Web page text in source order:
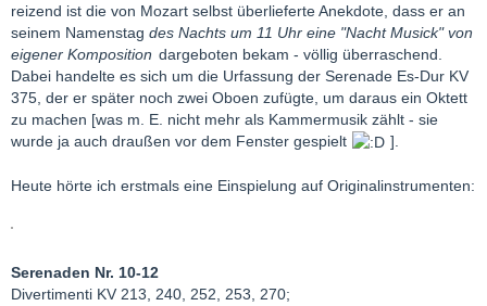
reizend ist die von Mozart selbst überlieferte Anekdote, dass er an
seinem Namenstag des Nachts um 11 Uhr eine "Nacht Musick" von
eigener Komposition dargeboten bekam - völlig überraschend.
Dabei handelte es sich um die Urfassung der Serenade Es-Dur KV
375, der er später noch zwei Oboen zufügte, um daraus ein Oktett
zu machen [was m. E. nicht mehr als Kammermusik zählt - sie
wurde ja auch draußen vor dem Fenster gespielt
].
Heute hörte ich erstmals eine Einspielung auf Originalinstrumenten:
Serenaden Nr. 10-12
Divertimenti KV 213, 240, 252, 253, 270;